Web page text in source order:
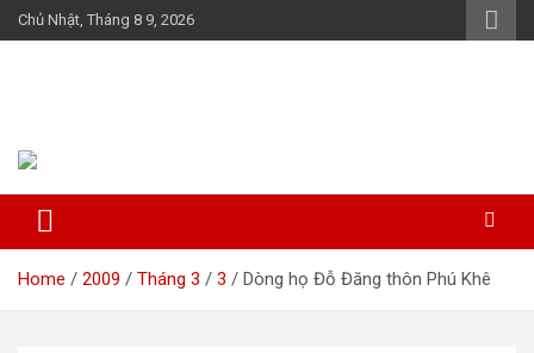
Skip
to
Chủ Nhật, Tháng 8 9, 2026
Home 2009 Tháng 3 3 Dòng họ Đỗ Đăng thôn Phú Khê